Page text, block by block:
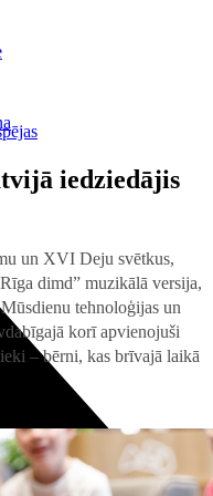
iedziedājis
un XVI Deju svētkus,
dimd” muzikālā versija,
tehnoloģijas un
korī apvienojuši
– bērni, kas brīvajā laikā